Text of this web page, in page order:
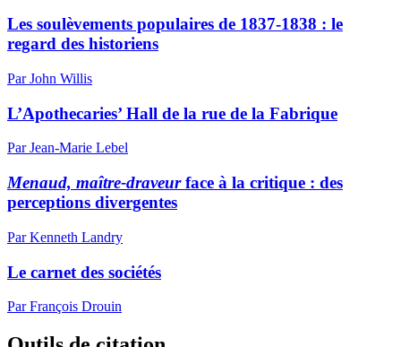
Les soulèvements populaires de 1837-1838 : le
regard des historiens
Par John Willis
L’Apothecaries’ Hall de la rue de la Fabrique
Par Jean-Marie Lebel
Menaud, maître-draveurface à la critique : des
perceptions divergentes
Par Kenneth Landry
Le carnet des sociétés
Par François Drouin